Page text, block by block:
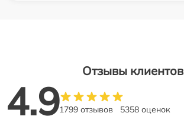
Отзывы клиентов
4.91799 отзывов 5358 оценок